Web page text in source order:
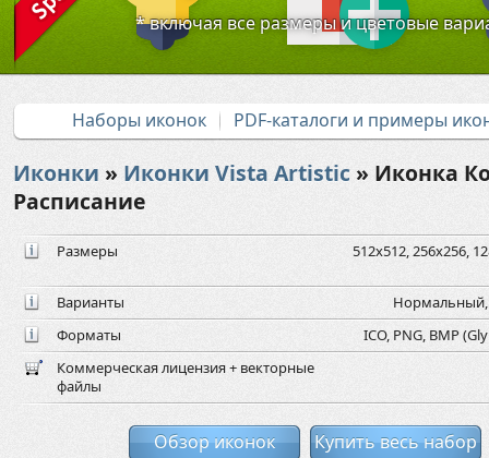
* включая все размеры и цветовые
Наборы иконок PDF-каталоги и примеры
Иконки » Иконки Vista Artistic » Иконка
Расписание
Размеры 512x512, 256x256,
Варианты
Форматы
ICO, PNG, BMP
Коммерческая лицензия + векторные
файлы
Обзор иконок Купить весь набор